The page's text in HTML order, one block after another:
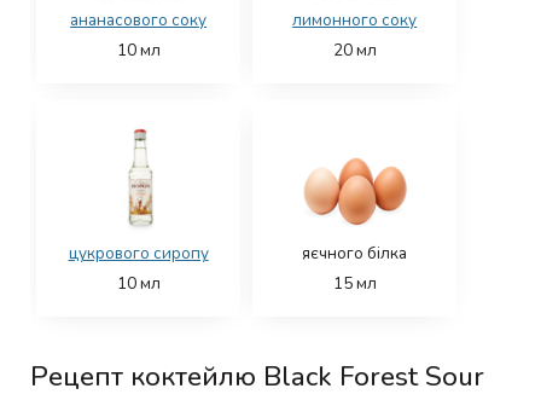
ананасового соку
10мл
лимонного соку
20мл
цукрового сиропу
10мл
яєчного білка
15мл
Рецепт коктейлю Black Forest Sour